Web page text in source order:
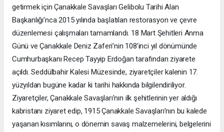
getirmek için Çanakkale Savaşları Gelibolu Tarihi Alan
Başkanlığı’nca 2015 yılında başlatılan restorasyon ve çevre
düzenlemesi çalışmaları tamamlandı. 18 Mart Şehitleri Anma
Günü ve Çanakkale Deniz Zaferi’nin 108’inci yıl dönümünde
Cumhurbaşkanı Recep Tayyip Erdoğan tarafından ziyarete
açıldı. Seddülbahir Kalesi Müzesinde, ziyaretçiler kalenin 17.
yüzyıldan bugüne kadar ki tarihi hakkında bilgilendiriliyor.
Ziyaretçiler, Çanakkale Savaşları’nın ilk şehitlerinin yer aldığı
kabristanı ziyaret edip, 1915 Çanakkale Savaşları’nın bu kalede
yaşanan kısımlarını, o dönemin savaş malzemelerini, belgelerini